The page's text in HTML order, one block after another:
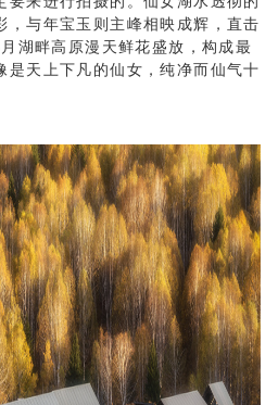
，与年宝玉则主峰相映成辉，直击
月湖畔高原漫天鲜花盛放，构成最
是天上下凡的仙女，纯净而仙气十